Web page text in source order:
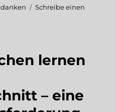
Schreibe einen
lernen
– eine